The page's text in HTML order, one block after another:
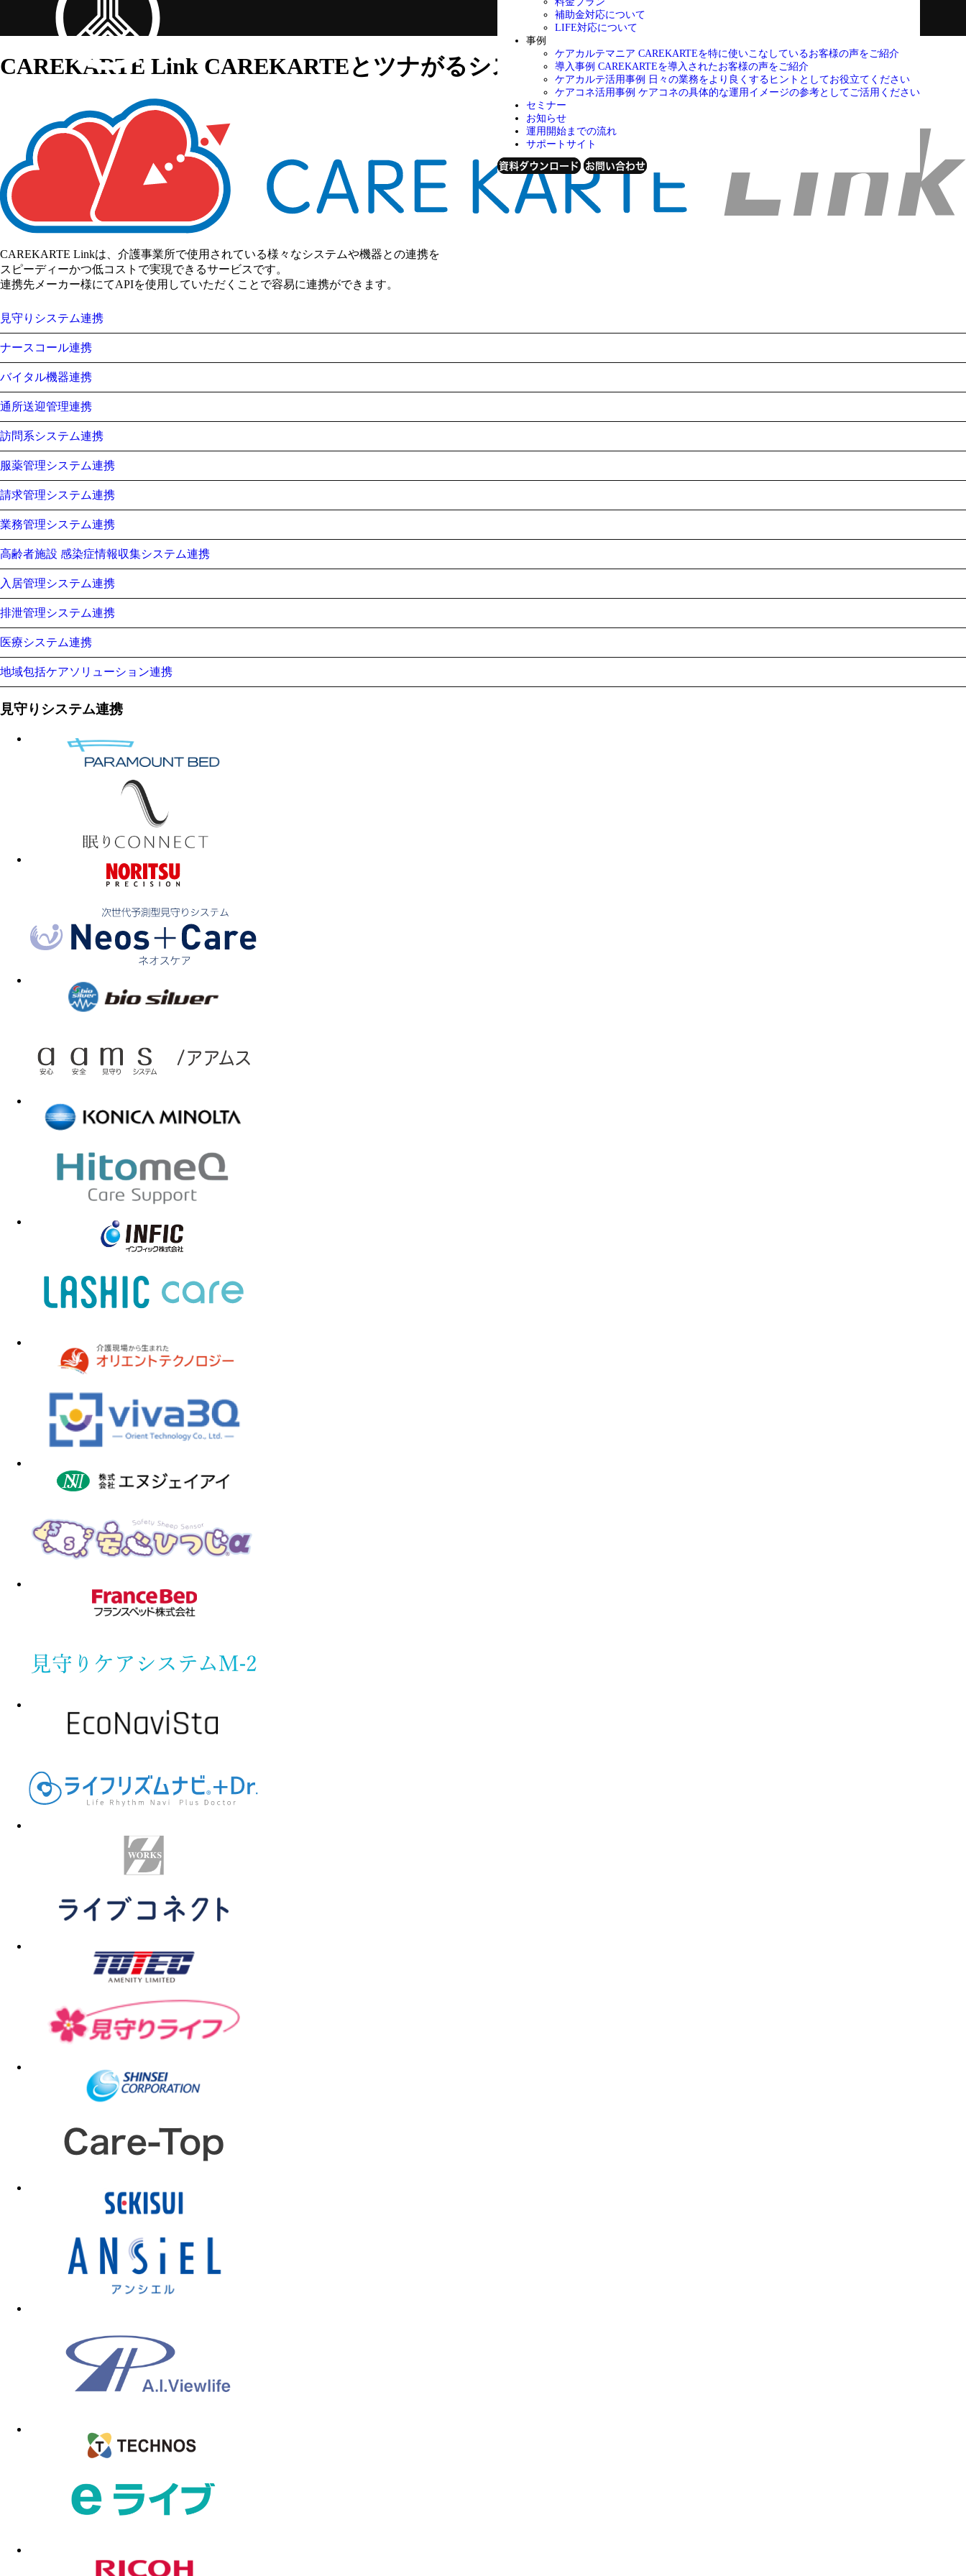
補助金対応について
LIFE対応について
事例
ケアカルテマニア CAREKARTEを特に使いこなしているお客様の声をご紹介
導入事例 CAREKARTEを導入されたお客様の声をご紹介
ケアカルテ活用事例
日々の業務をより良くするヒントとしてお役立てください
ケアコネ活用事例 ケアコネの具体的な運用イメージの参考としてご活用ください
セミナー
お知らせ
運用開始までの流れ
サポートサイト
資料ダウンロード お問い合わせ
CAREKARTE Link CAREKARTEとツナがるシステムや機器
CAREKARTE Linkは、介護事業所で使用されている様々なシステムや機器との連携を
スピーディーかつ低コストで実現できるサービスです。
連携先メーカー様にてAPIを使用していただくことで容易に連携ができます。
見守りシステム連携
ナースコール連携
バイタル機器連携
通所送迎管理連携
訪問系システム連携
服薬管理システム連携
請求管理システム連携
業務管理システム連携
高齢者施設 感染症情報収集システム連携
入居管理システム連携
排泄管理システム連携
医療システム連携
地域包括ケアソリューション連携
見守りシステム連携